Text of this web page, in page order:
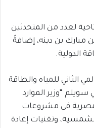
لعدد من المتحدثين
مبارك بن دينه، إضافةً
الدولية.
الثاني للمياه والطاقة
سويلم “وزير الموارد
في مشروعات
وتقنيات إعادة